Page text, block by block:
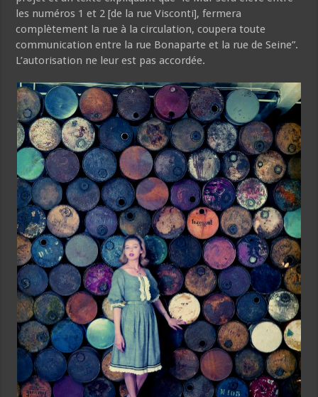
les numéros 1 et 2 [de la rue Visconti], fermera
complètement la rue à la circulation, coupera toute
communication entre la rue Bonaparte et la rue de Seine”.
L’autorisation ne leur est pas accordée.